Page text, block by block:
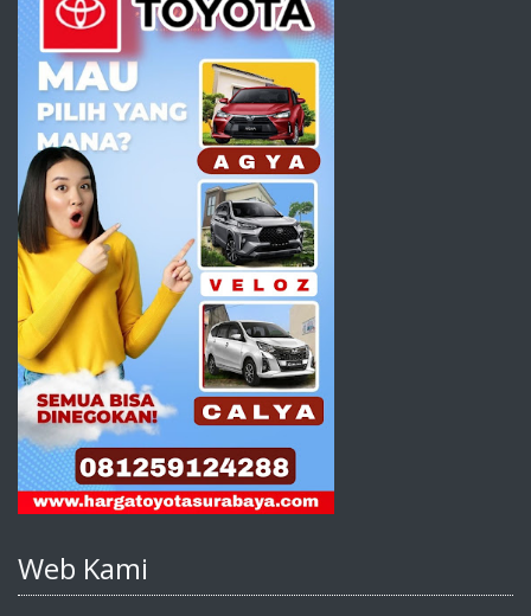
Web Kami